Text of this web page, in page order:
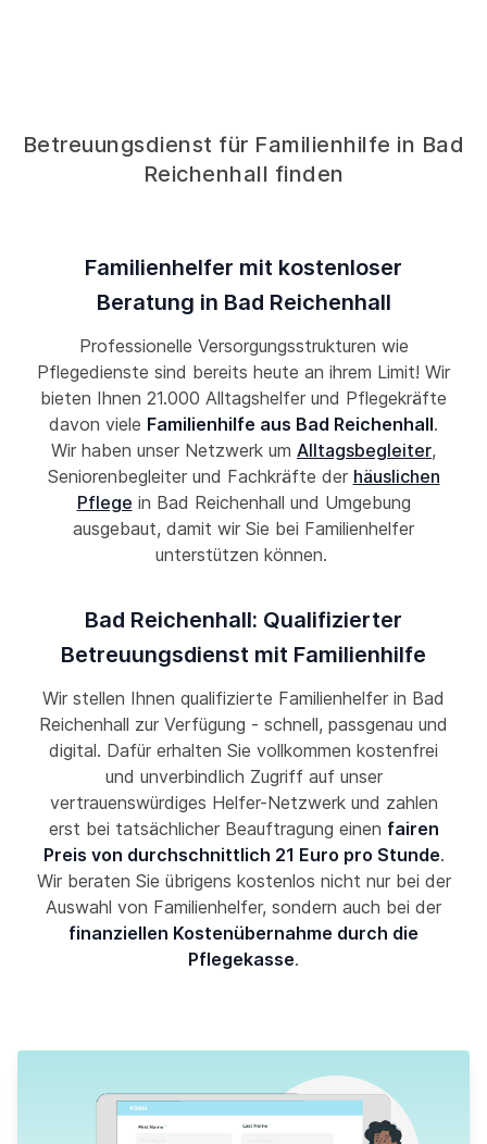
Betreuungsdienst für Familienhilfe in Bad
Reichenhall finden
Familienhelfer mit kostenloser
Beratung in Bad Reichenhall
Professionelle Versorgungsstrukturen wie
Pflegedienste sind bereits heute an ihrem Limit! Wir
bieten Ihnen 21.000 Alltagshelfer und Pflegekräfte
davon viele Familienhilfe aus Bad Reichenhall.
Wir haben unser Netzwerk um Alltagsbegleiter,
Seniorenbegleiter und Fachkräfte der häuslichen
Pflege in Bad Reichenhall und Umgebung
ausgebaut, damit wir Sie bei Familienhelfer
unterstützen können.
Bad Reichenhall: Qualifizierter
Betreuungsdienst mit Familienhilfe
Wir stellen Ihnen qualifizierte Familienhelfer in Bad
Reichenhall zur Verfügung - schnell, passgenau und
digital. Dafür erhalten Sie vollkommen kostenfrei
und unverbindlich Zugriff auf unser
vertrauenswürdiges Helfer-Netzwerk und zahlen
erst bei tatsächlicher Beauftragung einen fairen
Preis von durchschnittlich 21 Euro pro Stunde.
Wir beraten Sie übrigens kostenlos nicht nur bei der
Auswahl von Familienhelfer, sondern auch bei der
finanziellen Kostenübernahme durch die
Pflegekasse.